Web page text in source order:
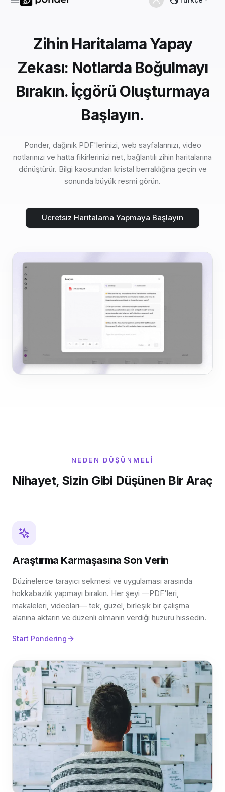
Zihin Haritalama Yapay
Zekası: Notlarda Boğulmayı
Bırakın. İçgörü Oluşturmaya
Başlayın.
Ponder, dağınık PDF'lerinizi, web sayfalarınızı, video
notlarınızı ve hatta fikirlerinizi net, bağlantılı zihin haritalarına
dönüştürür. Bilgi kaosundan kristal berraklığına geçin ve
sonunda büyük resmi görün.
Ücretsiz Haritalama Yapmaya Başlayın
NEDEN DÜŞÜNMELI
Nihayet, Sizin Gibi Düşünen Bir Araç
Araştırma Karmaşasına Son Verin
Düzinelerce tarayıcı sekmesi ve uygulaması arasında
hokkabazlık yapmayı bırakın. Her şeyi —PDF'leri,
makaleleri, videoları— tek, güzel, birleşik bir çalışma
alanına aktarın ve düzenli olmanın verdiği huzuru hissedin.
Start Pondering